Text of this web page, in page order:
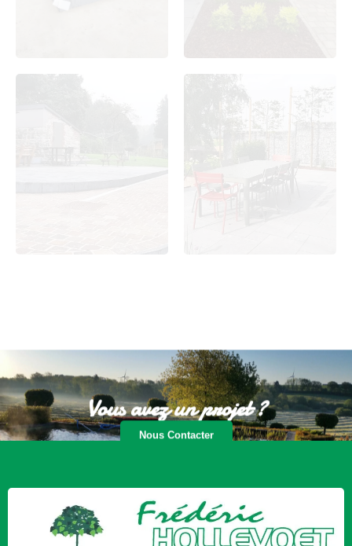
Vous avez un projet ?
Nous Contacter